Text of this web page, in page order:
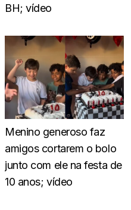
BH; vídeo
Menino generoso faz
amigos cortarem o bolo
junto com ele na festa de
10 anos; vídeo